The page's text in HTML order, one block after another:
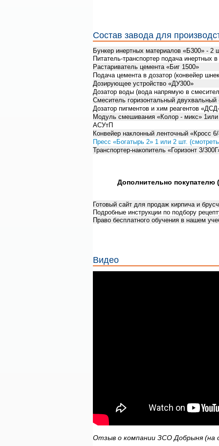
Состав завода для
Бункер инертных материалов «Б300» - 2
Питатель-транспортер подача
Растариватель цемента «Биг 1500»
Подача цемента в дозатор (конвейер
Дозирующее устройство «ДУ300»
Дозатор воды (вода напрямую в
Смеситель горизонтальный
Дозатор пигментов и хим реагентов
Модуль смешивания «Колор - микс»
АСУтП
Конвейер наклонный ленточный «Кросс
Пресс «Богатырь 2» 1 или 2 шт.
Транспортер-накопитель «Горизонт 3/
Дополнительно покупателю
Готовый сайт для продаж кирпича и
Подробные инструкции по подбору
Право бесплатного обучения в нашем
Видео
Отзыв о компании ЗСО Добрыня (на